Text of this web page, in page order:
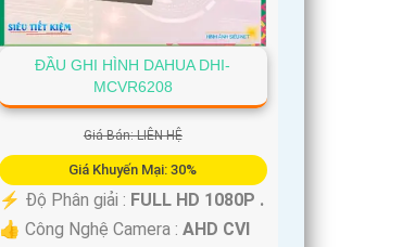
ĐẦU GHI HÌNH DAHUA DHI-
MCVR6208
Giá Bán: LIÊN HỆ
Giá Khuyến Mại: 30%
️⚡ Độ Phân giải : FULL HD 1080P .
👍 Công Nghệ Camera :AHD CVI